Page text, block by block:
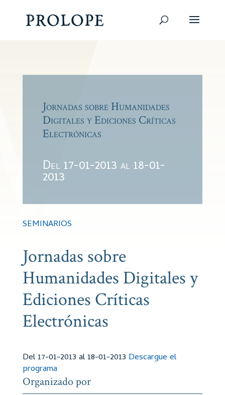
Jornadas sobre Humanidades
Digitales y Ediciones Críticas
Electrónicas
Del 17-01-2013 al 18-01-
2013
SEMINARIOS
Jornadas sobre
Humanidades Digitales y
Ediciones Críticas
Electrónicas
Del 17-01-2013 al 18-01-2013 Descargue el
programa
Organizado por